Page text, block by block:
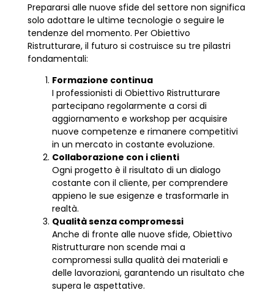
Prepararsi alle nuove sfide del settore non significa
solo adottare le ultime tecnologie o seguire le
tendenze del momento. Per Obiettivo
Ristrutturare, il futuro si costruisce su tre pilastri
fondamentali:
Formazione continua
I professionisti di Obiettivo Ristrutturare
partecipano regolarmente a corsi di
aggiornamento e workshop per acquisire
nuove competenze e rimanere competitivi
in un mercato in costante evoluzione.
Collaborazione con i clienti
Ogni progetto è il risultato di un dialogo
costante con il cliente, per comprendere
appieno le sue esigenze e trasformarle in
realtà.
Qualità senza compromessi
Anche di fronte alle nuove sfide, Obiettivo
Ristrutturare non scende mai a
compromessi sulla qualità dei materiali e
delle lavorazioni, garantendo un risultato che
supera le aspettative.